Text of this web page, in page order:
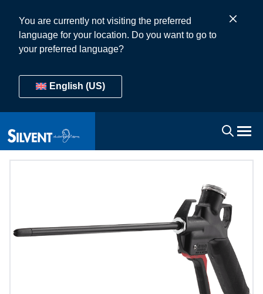
You are currently not visiting the preferred
language for your location. Do you want to go to
your preferred language?
English (US)